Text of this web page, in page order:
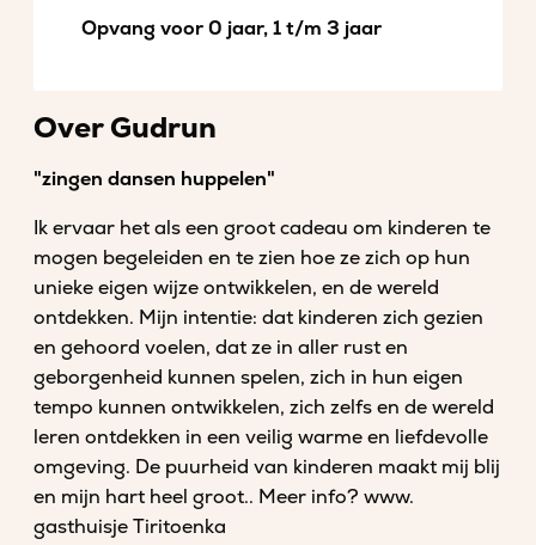
Opvang voor 0 jaar, 1 t/m 3 jaar
Over Gudrun
"zingen dansen huppelen"
Ik ervaar het als een groot cadeau om kinderen te
mogen begeleiden en te zien hoe ze zich op hun
unieke eigen wijze ontwikkelen, en de wereld
ontdekken. Mijn intentie: dat kinderen zich gezien
en gehoord voelen, dat ze in aller rust en
geborgenheid kunnen spelen, zich in hun eigen
tempo kunnen ontwikkelen, zich zelfs en de wereld
leren ontdekken in een veilig warme en liefdevolle
omgeving. De puurheid van kinderen maakt mij blij
en mijn hart heel groot.. Meer info? www.
gasthuisje Tiritoenka